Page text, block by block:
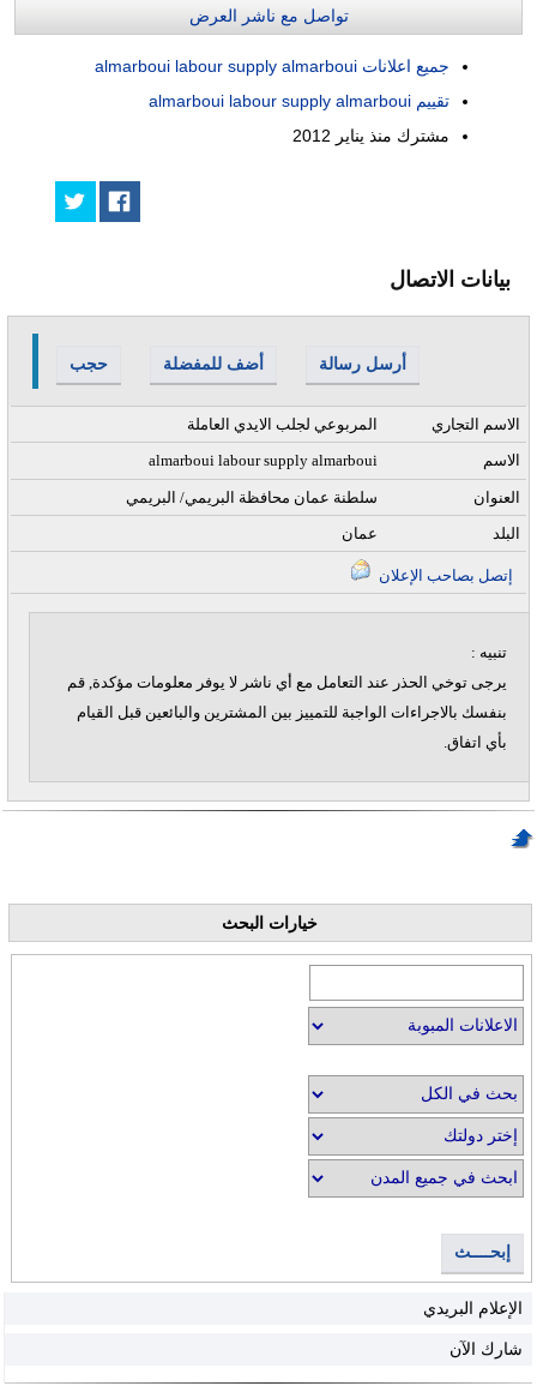
تواصل مع ناشر العرض
جميع اعلانات almarboui labour supply almarboui
تقييم almarboui labour supply almarboui
مشترك منذ يناير 2012
بيانات الاتصال
حجب أضف للمفضلة أرسل رسالة
المربوعي لجلب الايدي العاملة
الاسم التجاري
almarboui labour supply almarboui
الاسم
سلطنة عمان محافظة البريمي/ البريمي
العنوان
عمان
البلد
تنبيه :
يرجى توخي الحذر عند التعامل مع أي ناشر لا يوفر معلومات مؤكدة, قم
بنفسك بالاجراءات الواجبة للتمييز بين المشترين والبائعين قبل القيام
بأي اتفاق.
خيارات البحث
إبحــــث
الإعلام البريدي
شارك الآن